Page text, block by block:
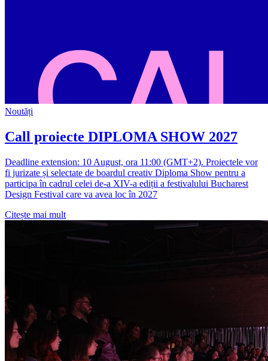
Noutăți
Call proiecte DIPLOMA SHOW 2027
Deadline extension: 10 August, ora 11:00 (GMT+2). Proiectele vor
fi jurizate și selectate de boardul creativ Diploma Show pentru a
participa în cadrul celei de-a XIV-a ediții a festivalului Bucharest
Design Festival care va avea loc în 2027
Citește mai mult